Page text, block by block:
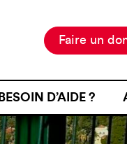
BESOIN D’AIDE ?
JE SUIS EN ZONE
Faire un